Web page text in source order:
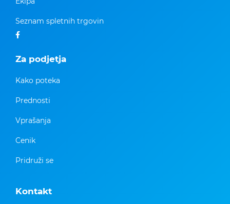
Seznam spletnih trgovin
Za podjetja
Kako poteka
Prednosti
Vprašanja
Cenik
Pridruži se
Kontakt